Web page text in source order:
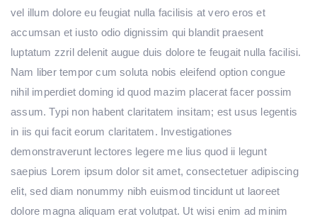
vel illum dolore eu feugiat nulla facilisis at vero eros et
accumsan et iusto odio dignissim qui blandit praesent
luptatum zzril delenit augue duis dolore te feugait nulla facilisi.
Nam liber tempor cum soluta nobis eleifend option congue
nihil imperdiet doming id quod mazim placerat facer possim
assum. Typi non habent claritatem insitam; est usus legentis
in iis qui facit eorum claritatem. Investigationes
demonstraverunt lectores legere me lius quod ii legunt
saepius Lorem ipsum dolor sit amet, consectetuer adipiscing
elit, sed diam nonummy nibh euismod tincidunt ut laoreet
dolore magna aliquam erat volutpat. Ut wisi enim ad minim